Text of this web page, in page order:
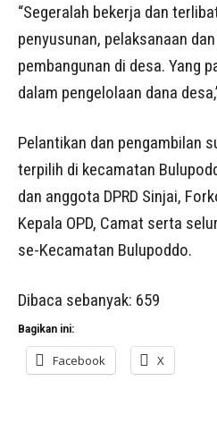
“Segeralah bekerja dan
penyusunan, pelaksanaan
pembangunan di desa. Yang
dalam pengelolaan dana
Pelantikan dan pengambilan
terpilih di kecamatan
dan anggota DPRD Sinjai,
Kepala OPD, Camat serta
se-Kecamatan Bulupoddo.
Dibaca sebanyak: 659
Bagikan ini:
Facebook X